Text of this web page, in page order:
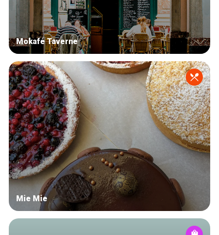
Mokafé Taverne
Mie Mie